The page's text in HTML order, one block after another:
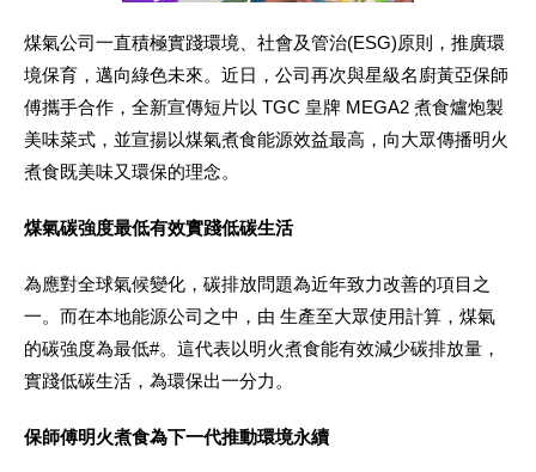
煤氣公司一直積極實踐環境、社會及管治(ESG)原則，推廣環
境保育，邁向綠色未來。近日，公司再次與星級名廚黃亞保師
傅攜手合作，全新宣傳短片以 TGC 皇牌 MEGA2 煮食爐炮製
美味菜式，並宣揚以煤氣煮食能源效益最高，向大眾傳播明火
煮食既美味又環保的理念。
煤氣碳強度最低有效實踐低碳生活
為應對全球氣候變化，碳排放問題為近年致力改善的項目之
一。而在本地能源公司之中，由 生產至大眾使用計算，煤氣
的碳強度為最低#。這代表以明火煮食能有效減少碳排放量，
實踐低碳生活，為環保出一分力。
保師傅明火煮食為下一代推動環境永續